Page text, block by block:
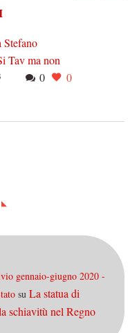
Stefano
Tav ma non
0 0
gennaio-giugno 2020 -
su La statua di
schiavitù nel Regno